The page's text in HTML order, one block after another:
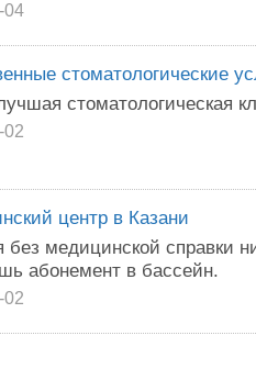
04
стоматологические
стоматологическая
02
центр в Казани
без медицинской справки
абонемент в бассейн.
02